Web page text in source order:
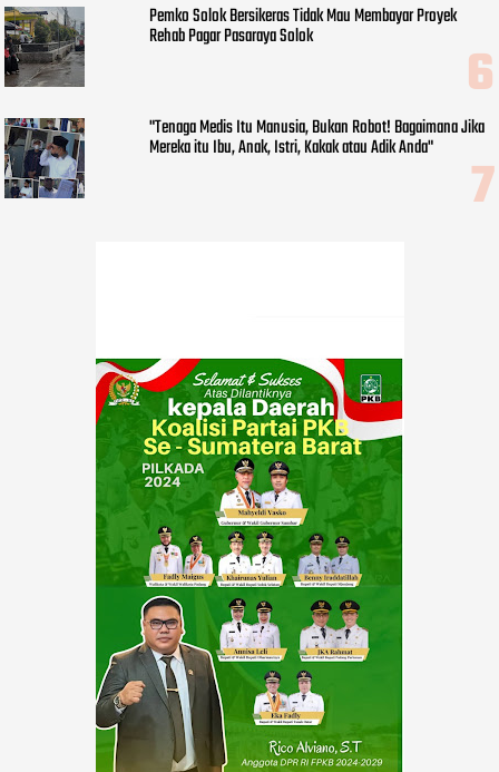
Pemko Solok Bersikeras Tidak Mau Membayar Proyek
Rehab Pagar Pasaraya Solok
"Tenaga Medis Itu Manusia, Bukan Robot! Bagaimana Jika
Mereka itu Ibu, Anak, Istri, Kakak atau Adik Anda"